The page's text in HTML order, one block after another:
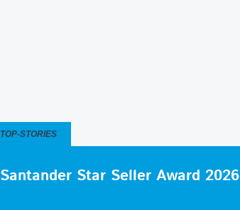
TOP-STORIES
Santander Star Seller Award 2026